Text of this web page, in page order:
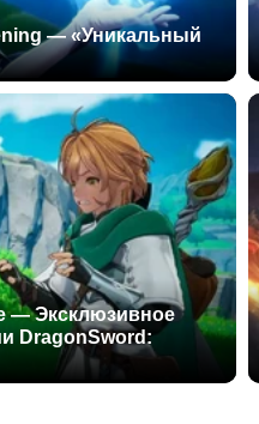
— «Уникальный
— Эксклюзивное
DragonSword: